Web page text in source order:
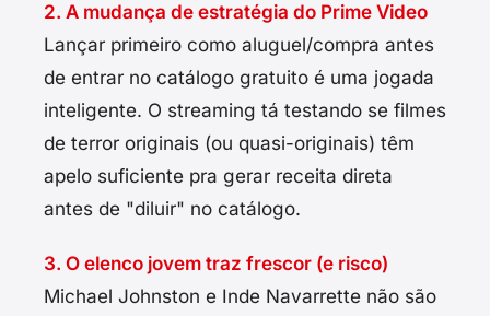
2. A mudança de estratégia do Prime Video
Lançar primeiro como aluguel/compra antes
de entrar no catálogo gratuito é uma jogada
inteligente. O streaming tá testando se filmes
de terror originais (ou quasi-originais) têm
apelo suficiente pra gerar receita direta
antes de "diluir" no catálogo.
3. O elenco jovem traz frescor (e risco)
Michael Johnston e Inde Navarrette não são